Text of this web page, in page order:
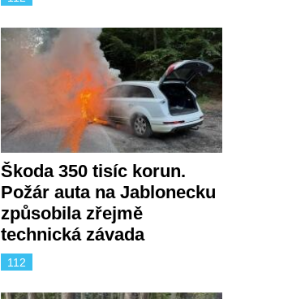
Škoda 350 tisíc korun.
Požár auta na Jablonecku
způsobila zřejmě
technická závada
112